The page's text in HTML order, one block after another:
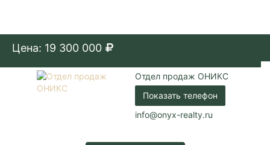
Цена: 19 300 000
Отдел продаж ОНИКС
Показать телефон
info@onyx-realty.ru